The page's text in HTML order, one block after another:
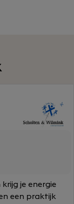
je energie
een praktijk